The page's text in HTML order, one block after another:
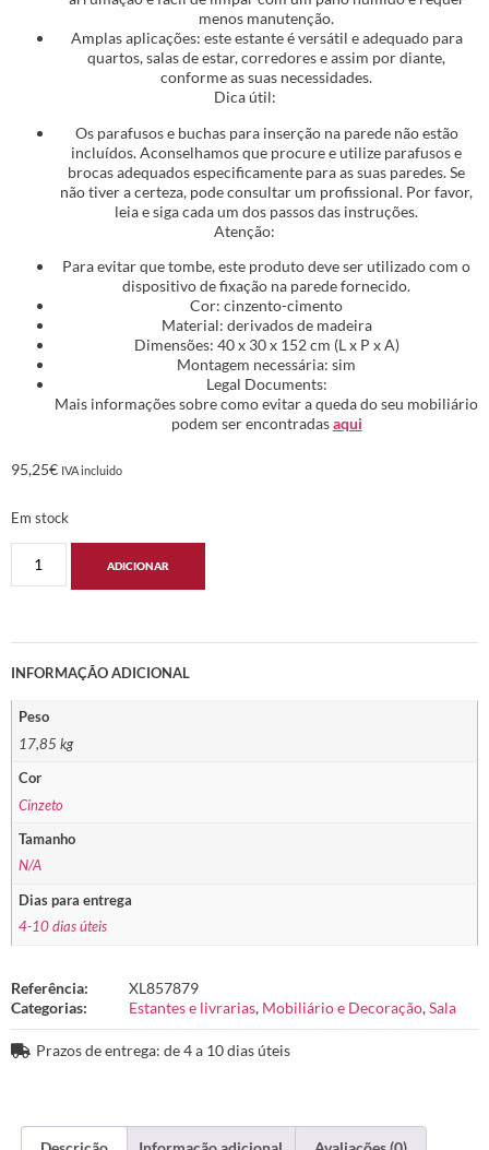
menos manutenção.
Amplas aplicações: este estante é versátil e adequado para
quartos, salas de estar, corredores e assim por diante,
conforme as suas necessidades.
Dica útil:
Os parafusos e buchas para inserção na parede não estão
incluídos. Aconselhamos que procure e utilize parafusos e
brocas adequados especificamente para as suas paredes. Se
não tiver a certeza, pode consultar um profissional. Por favor,
leia e siga cada um dos passos das instruções.
Atenção:
Para evitar que tombe, este produto deve ser utilizado com o
dispositivo de fixação na parede fornecido.
Cor: cinzento-cimento
Material: derivados de madeira
Dimensões: 40 x 30 x 152 cm (L x P x A)
Montagem necessária: sim
Legal Documents:
Mais informações sobre como evitar a queda do seu mobiliário
podem ser encontradasaqui
95,25€ IVA incluido
Em stock
ADICIONAR
INFORMAÇÃO ADICIONAL
Peso
17,85 kg
Cor
Cinzeto
Tamanho
N/A
Dias para entrega
4-10 dias úteis
Referência:
XL857879
Categorias:
Estantes e livrarias, Mobiliário e Decoração,Sala
Prazos de entrega: de 4 a 10 dias úteis